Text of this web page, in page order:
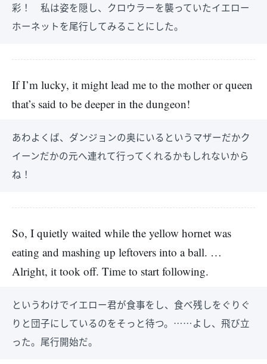
彩！ 私は姿を隠し、クロウラーを襲っていたイエロー
ホーネットを尾行してみることにした。
If I’m lucky, it might lead me to the mother or queen
that’s said to be deeper in the dungeon!
あわよくば、ダンジョンの奥にいるというマザーだかク
イーンだかの元へ連れて行ってくれるかもしれないから
ね！
So, I quietly waited while the yellow hornet was
eating and mashing up leftovers into a ball. …
Alright, it took off. Time to start following.
というわけでイエロー君が食事をし、食べ残しをぐりぐ
りと団子にしているのをそっと待つ。……よし、飛び立
った。尾行開始だ。